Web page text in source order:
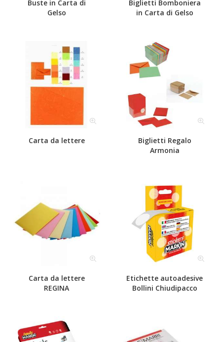
Buste in Carta di
Gelso
Biglietti Bomboniera
in Carta di Gelso
Carta da lettere
Biglietti Regalo
Armonia
Carta da lettere
REGINA
Etichette autoadesive
Bollini Chiudipacco